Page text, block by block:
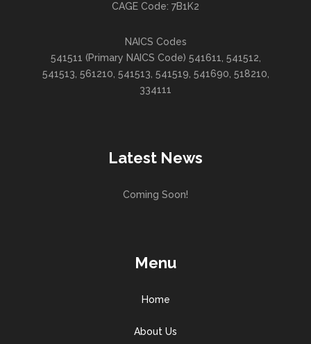
CAGE Code: 7B1K2
NAICS Codes
541511 (Primary NAICS Code) 541611, 541512,
541513, 561210, 541513, 541519, 541690, 518210,
334111
Latest News
Coming Soon!
Menu
Home
About Us